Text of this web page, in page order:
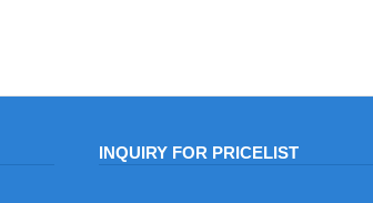
INQUIRY FOR PRICELIST